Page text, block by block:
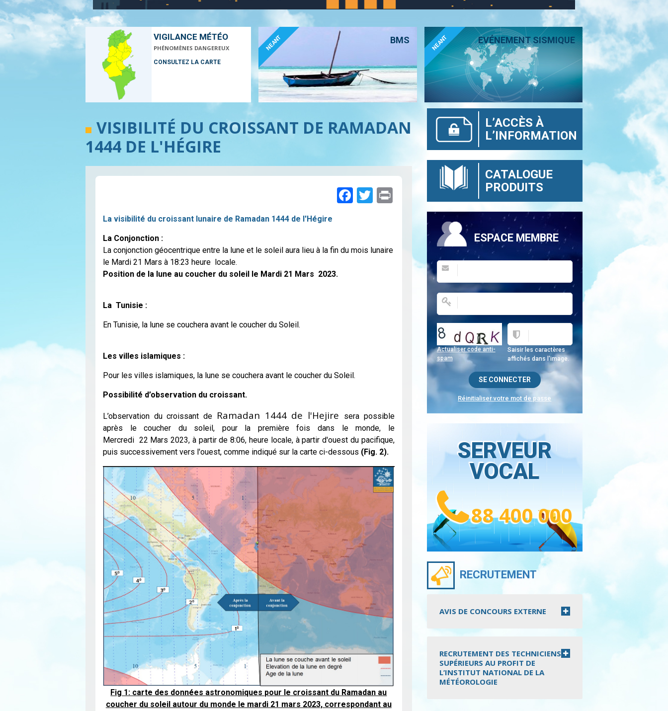
VIGILANCE MÉTÉO
PHÉNOMÈNES DANGEREUX
CONSULTEZ LA CARTE
BMS
NEANT EVÉNEMENT SISMIQUE
NEANT
VISIBILITÉ DU CROISSANT DE RAMADAN
1444 DE L'HÉGIRE
Facebook
Twitter
Print
La visibilité du croissant lunaire de Ramadan 1444 de l'Hégire
La Conjonction :
La conjonction géocentrique entre la lune et le soleil aura lieu à la fin du mois lunaire
le Mardi 21 Mars à 18:23 heure locale.
Position de la lune au coucher du soleil le Mardi 21 Mars 2023.
La Tunisie :
En Tunisie, la lune se couchera avant le coucher du Soleil.
Les villes islamiques :
Pour les villes islamiques, la lune se couchera avant le coucher du Soleil.
Possibilité d’observation du croissant.
L’observation du croissant de Ramadan 1444 de l'Hejire
sera possible
après le coucher du soleil, pour la première fois dans le monde, le
Mercredi 22 Mars 2023, à partir de 8:06, heure locale, à partir d'ouest du pacifique,
puis successivement vers l'ouest, comme indiqué sur la carte ci-dessous (Fig. 2).
Fig 1: carte des données astronomiques pour le croissant du Ramadan au
coucher du soleil autour du monde le mardi 21 mars 2023, correspondant au
L’ACCÈS À
L’INFORMATION
CATALOGUE
PRODUITS
ESPACE MEMBRE
Saisir les caractères
affichés dans l'image.
Actualiser code anti-
spam
Réinitialiser votre mot de passe
SERVEUR
VOCAL
88 400 000
RECRUTEMENT
AVIS DE CONCOURS EXTERNE
RECRUTEMENT DES TECHNICIENS
SUPÉRIEURS AU PROFIT DE
L’INSTITUT NATIONAL DE LA
MÉTÉOROLOGIE